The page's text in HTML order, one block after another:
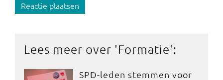
Reactie plaatsen
Lees meer over 'Formatie':
SPD-leden stemmen voor